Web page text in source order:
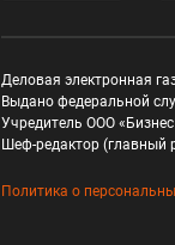
Деловая электронная
Выдано федеральной
Учредитель ООО
Шеф-редактор (главный
Политика о